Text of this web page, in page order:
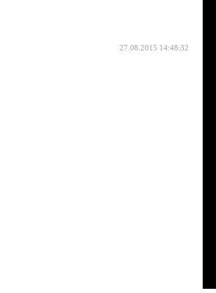
27.08.2015 14:48:32